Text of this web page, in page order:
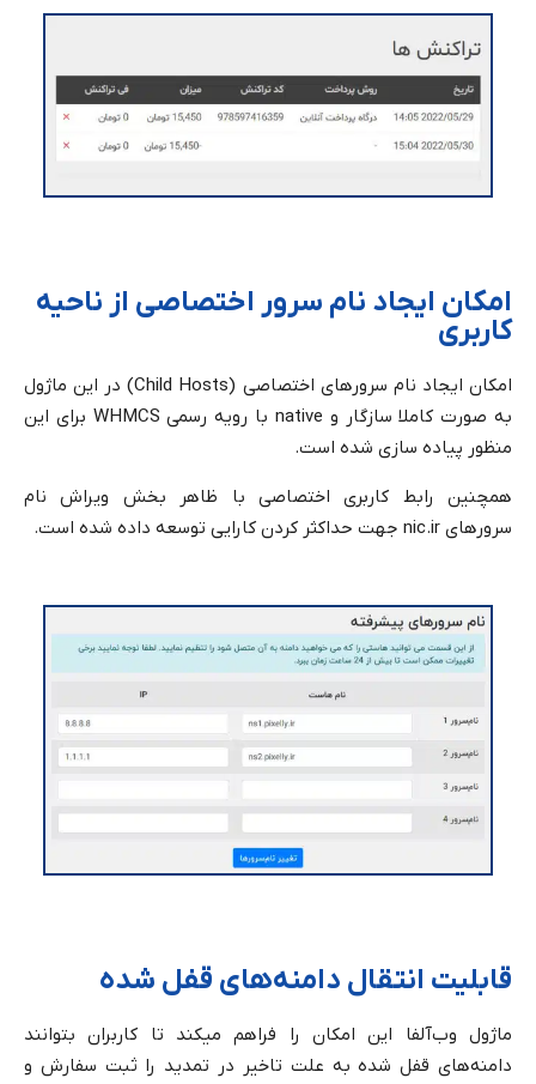
امکان ایجاد نام سرور اختصاصی از ناحیه
کاربری
امکان ایجاد نام سرورهای اختصاصی (Child Hosts) در این ماژول
به صورت کاملا سازگار و native با رویه رسمی WHMCS برای این
منظور پیاده سازی شده است.
همچنین رابط کاربری اختصاصی با ظاهر بخش ویراش نام
سرورهای nic.ir جهت حداکثر کردن کارایی توسعه داده شده است.
قابلیت انتقال دامنه‌های قفل شده
ماژول وب‌آلفا این امکان را فراهم میکند تا کاربران بتوانند
دامنه‌های قفل شده به علت تاخیر در تمدید را ثبت سفارش و